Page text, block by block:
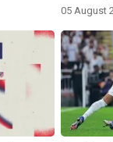
05 August